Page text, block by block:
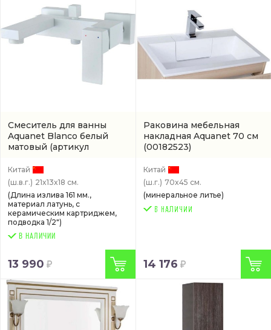
Смеситель для ванны
Aquanet Blanco белый
матовый (артикул
Китай
(ш.в.г.) 21x13x18 см.
(Длина излива 161 мм.,
материал латунь, с
керамическим картриджем,
подводка 1/2")
В НАЛИЧИИ
13 990
Раковина мебельная
накладная Aquanet 70 см
(00182523)
Китай
(ш.г.) 70x45 см.
(минеральное литье)
14 176